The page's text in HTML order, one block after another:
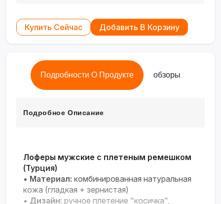
Купить Сейчас Добавить В Корзину
Подробности О Продукте обзоры
Подробное Описание
Лоферы мужские с плетеным ремешком
(Турция)
• Материал: комбинированная натуральная
кожа (гладкая + зернистая)
• Дизайн: ручное плетение "косичка",